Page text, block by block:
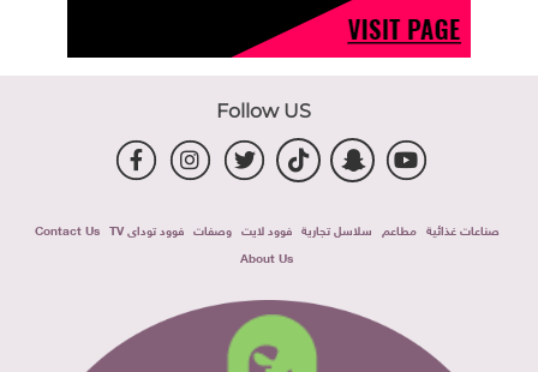
Follow US
صناعات غذائية مطاعم سلاسل تجارية فوود لايت وصفات فوود توداى TV
Contact Us
About Us